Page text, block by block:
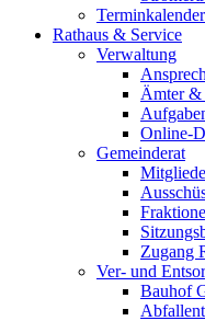
Rathaus & Service
Verwaltung
Ämter &
Online-
Gemeinderat
Zugang
Ver- und
Bauhof